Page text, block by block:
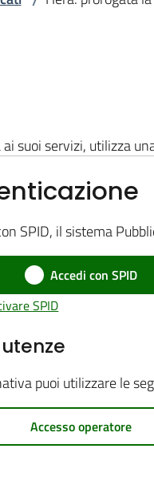
suoi servizi, utilizza
SPID, il sistema
Accedi con SPID
SPID
puoi utilizzare le
Accesso operatore